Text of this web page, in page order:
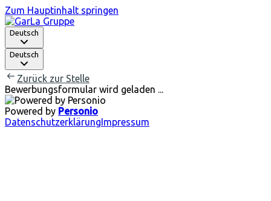
Zum Hauptinhalt springen
Deutsch
Deutsch
Zurück zur Stelle
Bewerbungsformular wird geladen ...
Powered by Personio
DatenschutzerklärungImpressum